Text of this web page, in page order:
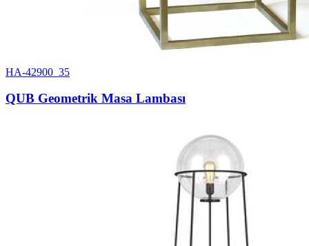
HA-42900_35
QUB Geometrik Masa Lambası